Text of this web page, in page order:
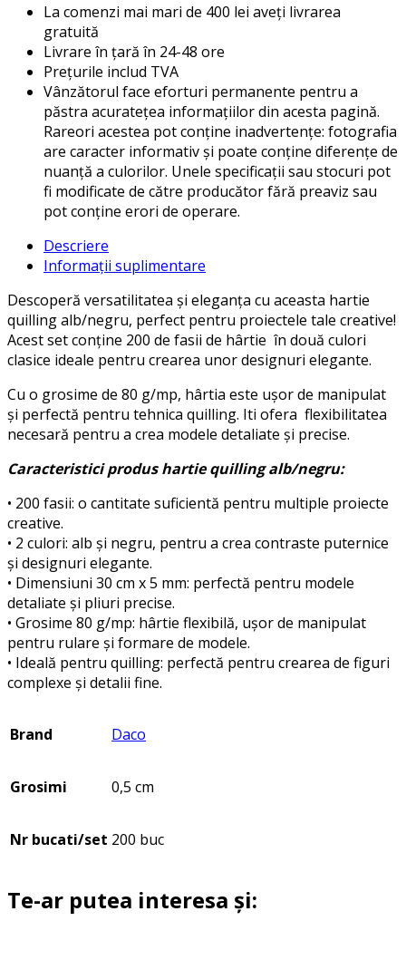
La comenzi mai mari de 400 lei aveți livrarea
gratuită
Livrare în țară în 24-48 ore
Prețurile includ TVA
Vânzătorul face eforturi permanente pentru a
păstra acuratețea informațiilor din acesta pagină.
Rareori acestea pot conține inadvertențe: fotografia
are caracter informativ și poate conține diferențe de
nuanță a culorilor. Unele specificații sau stocuri pot
fi modificate de către producător fără preaviz sau
pot conține erori de operare.
Descriere
Informații suplimentare
Descoperă versatilitatea și eleganța cu aceasta hartie
quilling alb/negru, perfect pentru proiectele tale creative!
Acest set conține 200 de fasii de hârtie în două culori
clasice ideale pentru crearea unor designuri elegante.
Cu o grosime de 80 g/mp, hârtia este ușor de manipulat
și perfectă pentru tehnica quilling. Iti ofera flexibilitatea
necesară pentru a crea modele detaliate și precise.
Caracteristici produs hartie quilling alb/negru:
• 200 fasii: o cantitate suficientă pentru multiple proiecte
creative.
• 2 culori: alb și negru, pentru a crea contraste puternice
și designuri elegante.
• Dimensiuni 30 cm x 5 mm: perfectă pentru modele
detaliate și pliuri precise.
• Grosime 80 g/mp: hârtie flexibilă, ușor de manipulat
pentru rulare și formare de modele.
• Ideală pentru quilling: perfectă pentru crearea de figuri
complexe și detalii fine.
Brand Daco
Grosimi 0,5 cm
Nr bucati/set 200 buc
Te-ar putea interesa și: